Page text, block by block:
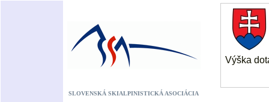
Výška
SLOVENSKÁ SKIALPINISTICKÁ ASOCIÁCIA